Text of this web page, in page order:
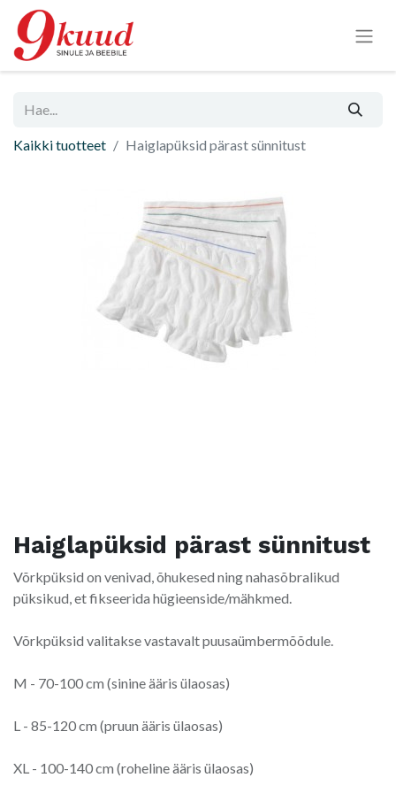
Kaikki tuotteet Haiglapüksid pärast sünnitust
Haiglapüksid pärast sünnitust
Võrkpüksid on venivad, õhukesed ning nahasõbralikud
püksikud, et fikseerida hügieenside/mähkmed.
Võrkpüksid valitakse vastavalt puusaümbermõõdule.
M - 70-100 cm (sinine ääris ülaosas)
L - 85-120 cm (pruun ääris ülaosas)
XL - 100-140 cm (roheline ääris ülaosas)